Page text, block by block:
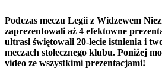
Podczas meczu Legii z Widzewem
zaprezentowali aż 4 efektowne
ultrasi świętowali 20-lecie istnienia i
meczach stołecznego klubu. Poniżej
video ze wszystkimi prezentacjami!